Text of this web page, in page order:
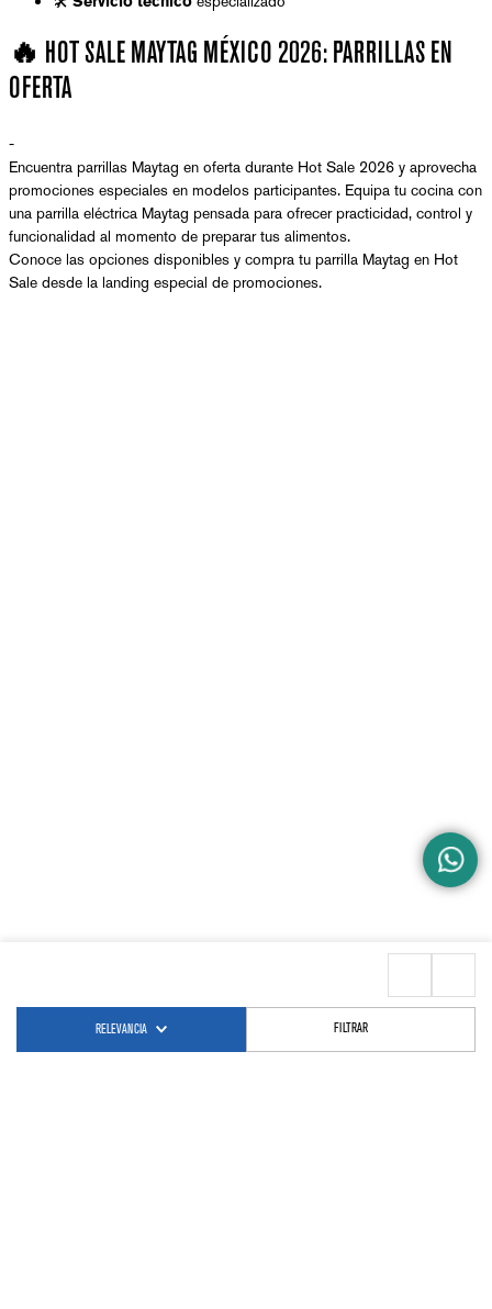
RELEVANCIA FILTRAR
🔥 HOT SALE MAYTAG MÉXICO 2026: PARRILLAS EN
OFERTA
-
Encuentra parrillas Maytag en oferta durante Hot Sale 2026 y aprovecha
promociones especiales en modelos participantes. Equipa tu cocina con
una parrilla eléctrica Maytag pensada para ofrecer practicidad, control y
funcionalidad al momento de preparar tus alimentos.
Conoce las opciones disponibles y compra tu parrilla Maytag en Hot
Sale desde la landing especial de promociones.